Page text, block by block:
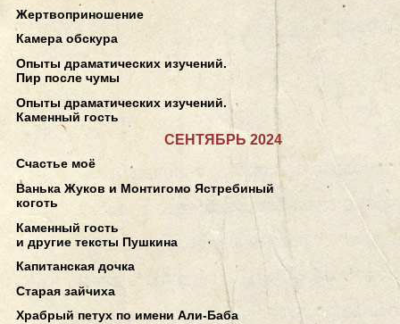
Жертвоприношение
Камера обскура
Опыты драматических изучений.
Пир после чумы
Опыты драматических изучений.
Каменный гость
СЕНТЯБРЬ 2024
Счастье моё
Ванька Жуков и Монтигомо Ястребиный
коготь
Каменный гость
и другие тексты Пушкина
Капитанская дочка
Старая зайчиха
Храбрый петух по имени Али-Баба